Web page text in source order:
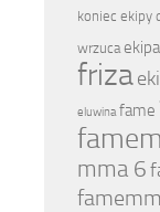
koniec ekipy
wrzuca ekipa
friza
eluwina fame
mma 6